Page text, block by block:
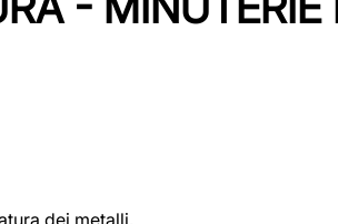
dei metalli.